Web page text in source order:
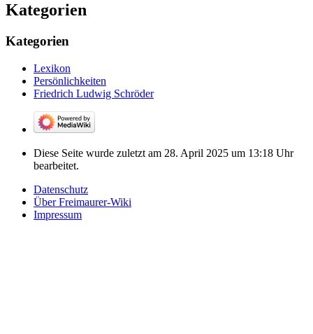
Kategorien
Kategorien
Lexikon
Persönlichkeiten
Friedrich Ludwig Schröder
Diese Seite wurde zuletzt am 28. April 2025 um 13:18 Uhr
bearbeitet.
Datenschutz
Über Freimaurer-Wiki
Impressum